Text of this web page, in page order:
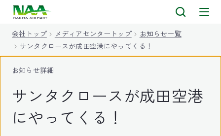
会社トップ メディアセンタートップ
お知らせ一覧
サンタクロースが成田空港にやってくる！
お知らせ詳細
サンタクロースが成田空港
にやってくる！